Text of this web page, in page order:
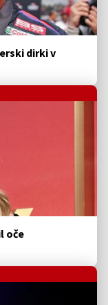
dirki v
oče